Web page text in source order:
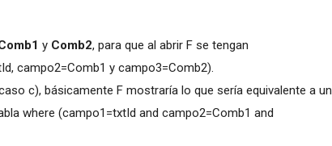
y Comb2, para que al abrir F se tengan
campo2=Comb1 y campo3=Comb2).
c), básicamente F mostraría lo que sería equivalente a un
where (campo1=txtId and campo2=Comb1 and